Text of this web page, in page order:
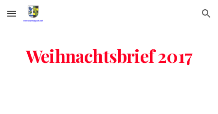
Skip to main content Skip to navigation
Weihnachtsbrief 2017